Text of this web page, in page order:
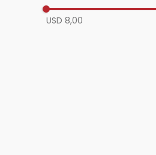
Microondas
Licuadoras
Hornos Tostadores
USD 8,00